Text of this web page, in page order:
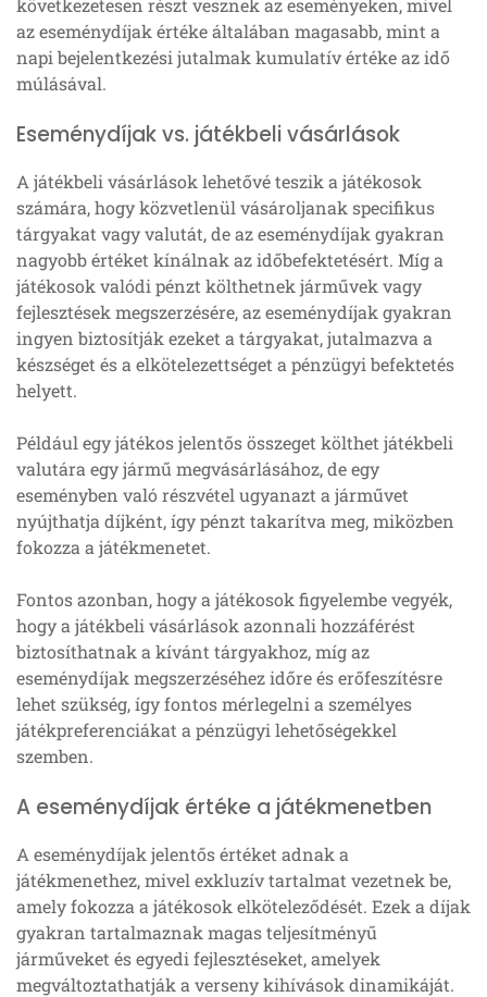
az eseménydíjak értéke általában magasabb, mint a
napi bejelentkezési jutalmak kumulatív értéke az idő
múlásával.
Eseménydíjak vs. játékbeli vásárlások
A játékbeli vásárlások lehetővé teszik a játékosok
számára, hogy közvetlenül vásároljanak specifikus
tárgyakat vagy valutát, de az eseménydíjak gyakran
nagyobb értéket kínálnak az időbefektetésért. Míg a
játékosok valódi pénzt költhetnek járművek vagy
fejlesztések megszerzésére, az eseménydíjak gyakran
ingyen biztosítják ezeket a tárgyakat, jutalmazva a
készséget és a elkötelezettséget a pénzügyi befektetés
helyett.
Például egy játékos jelentős összeget költhet játékbeli
valutára egy jármű megvásárlásához, de egy
eseményben való részvétel ugyanazt a járművet
nyújthatja díjként, így pénzt takarítva meg, miközben
fokozza a játékmenetet.
Fontos azonban, hogy a játékosok figyelembe vegyék,
hogy a játékbeli vásárlások azonnali hozzáférést
biztosíthatnak a kívánt tárgyakhoz, míg az
eseménydíjak megszerzéséhez időre és erőfeszítésre
lehet szükség, így fontos mérlegelni a személyes
játékpreferenciákat a pénzügyi lehetőségekkel
szemben.
A eseménydíjak értéke a játékmenetben
A eseménydíjak jelentős értéket adnak a
játékmenethez, mivel exkluzív tartalmat vezetnek be,
amely fokozza a játékosok elköteleződését. Ezek a díjak
gyakran tartalmaznak magas teljesítményű
járműveket és egyedi fejlesztéseket, amelyek
megváltoztathatják a verseny kihívások dinamikáját.